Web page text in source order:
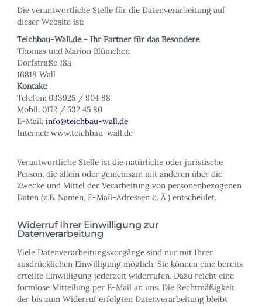
Die verantwortliche Stelle für die Datenverarbeitung auf
dieser Website ist:
Teichbau-Wall.de - Ihr Partner für das Besondere
Thomas und Marion Blümchen
Dorfstraße 18a
16818 Wall
Kontakt:
Telefon: 033925 / 904 88
Mobil: 0172 / 532 45 80
E-Mail: info@teichbau-wall.de
Internet: www.teichbau-wall.de
Verantwortliche Stelle ist die natürliche oder juristische
Person, die allein oder gemeinsam mit anderen über die
Zwecke und Mittel der Verarbeitung von personenbezogenen
Daten (z.B. Namen, E-Mail-Adressen o. Ä.) entscheidet.
Widerruf Ihrer Einwilligung zur
Datenverarbeitung
Viele Datenverarbeitungsvorgänge sind nur mit Ihrer
ausdrücklichen Einwilligung möglich. Sie können eine bereits
erteilte Einwilligung jederzeit widerrufen. Dazu reicht eine
formlose Mitteilung per E-Mail an uns. Die Rechtmäßigkeit
der bis zum Widerruf erfolgten Datenverarbeitung bleibt